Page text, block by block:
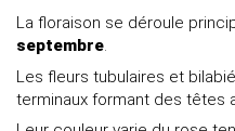
La floraison se déroule
septembre.
Les fleurs tubulaires et
terminaux formant des têtes